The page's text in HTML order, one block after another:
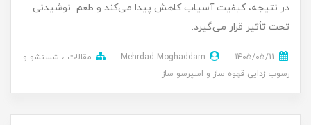
در نتیجه، کیفیت آسیاب کاهش پیدا می‌کند و طعم نوشیدنی
تحت تأثیر قرار می‌گیرد.
Mehrdad Moghaddam مقالات
شستشو و
رسوب زدایی قهوه ساز و اسپرسو ساز